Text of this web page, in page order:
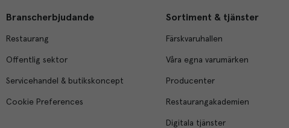
Branscherbjudande
Restaurang
Offentlig sektor
Servicehandel & butikskoncept
Cookie Preferences
Sortiment & tjänster
Färskvaruhallen
Våra egna varumärken
Producenter
Restaurangakademien
Digitala tjänster